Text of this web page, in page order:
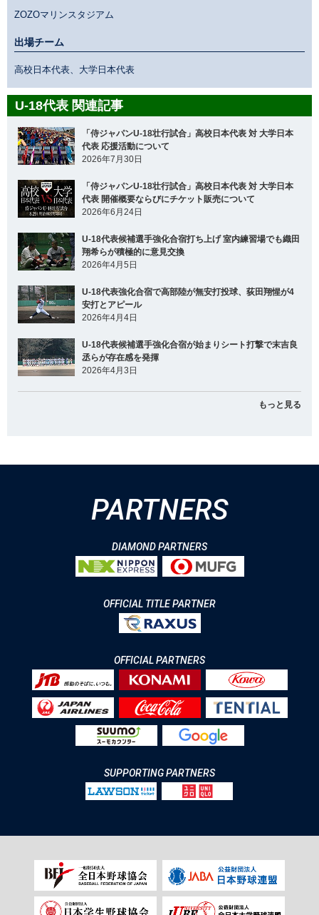
ZOZOマリンスタジアム
出場チーム
高校日本代表、大学日本代表
U-18代表 関連記事
「侍ジャパンU-18壮行試合」高校日本代表 対 大学日本
代表 応援活動について
2026年7月30日
「侍ジャパンU-18壮行試合」高校日本代表 対 大学日本
代表 開催概要ならびにチケット販売について
2026年6月24日
U-18代表候補選手強化合宿打ち上げ 室内練習場でも織田
翔希らが積極的に意見交換
2026年4月5日
U-18代表強化合宿で高部陸が無安打投球、荻田翔惺が4
安打とアピール
2026年4月4日
U-18代表候補選手強化合宿が始まりシート打撃で末吉良
丞らが存在感を発揮
2026年4月3日
もっと見る
PARTNERS
DIAMOND PARTNERS
OFFICIAL TITLE PARTNER
OFFICIAL PARTNERS
SUPPORTING PARTNERS